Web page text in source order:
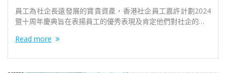
員⼯為社企⻑遠發展的寶貴資產，香港社企員⼯嘉許計劃2024
暨十周年慶典旨在表揚員⼯的優秀表現及肯定他們對社企的…
Read more